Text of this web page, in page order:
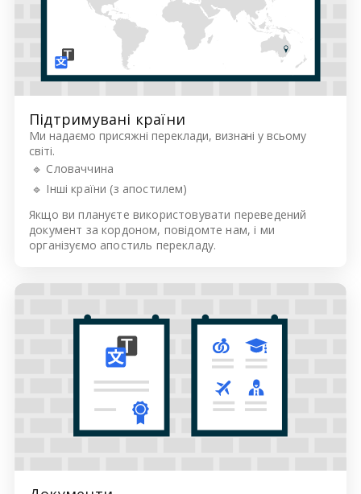
Підтримувані країни
Ми надаємо присяжні переклади, визнані у всьому
світі.
🔹 Словаччина
🔹 Інші країни (з апостилем)
Якщо ви плануєте використовувати переведений
документ за кордоном, повідомте нам, і ми
організуємо апостиль перекладу.